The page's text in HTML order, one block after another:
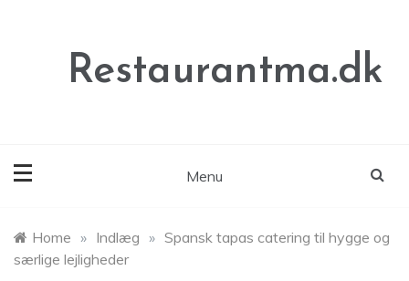
Restaurantma.dk
Menu
Home » Indlæg » Spansk tapas catering til hygge og
særlige lejligheder